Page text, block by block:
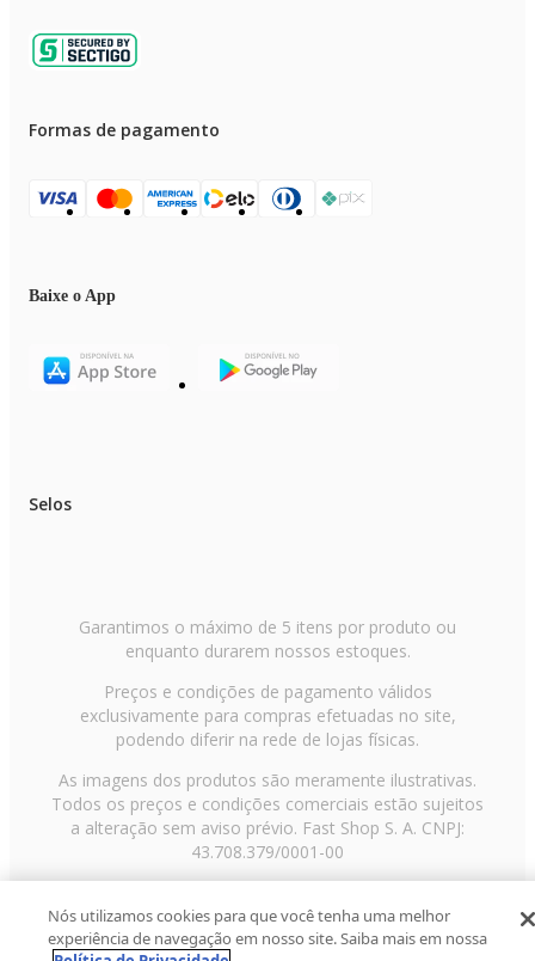
Formas de pagamento
Baixe o App
Selos
Garantimos o máximo de 5 itens por produto ou
enquanto durarem nossos estoques.
Preços e condições de pagamento válidos
exclusivamente para compras efetuadas no site,
podendo diferir na rede de lojas físicas.
As imagens dos produtos são meramente ilustrativas.
Todos os preços e condições comerciais estão sujeitos
a alteração sem aviso prévio. Fast Shop S. A. CNPJ:
43.708.379/0001-00
Paulo/SP, CEP 02029-001, Telefone: 11 3003-3728 ©
2013 Fast Shop - Todos os direitos reservadosRF
Nós utilizamos cookies para que você tenha uma melhor
experiência de navegação em nosso site. Saiba mais em nossa